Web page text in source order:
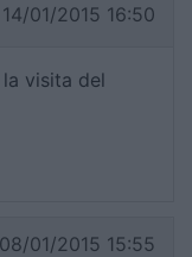
14/01/2015 16:50
visita del
08/01/2015 15:55